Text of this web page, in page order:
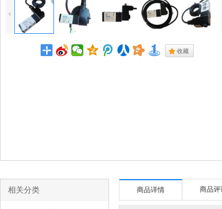
4
. 收藏
相关分类 商品详情 商品评